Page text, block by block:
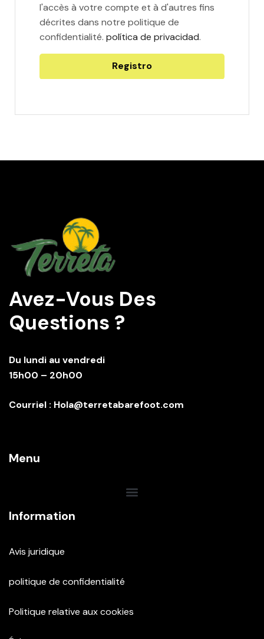
l'accès à votre compte et à d'autres fins
décrites dans notre politique de
confidentialité.política de privacidad.
Registro
Avez-Vous Des
Questions ?
Du lundi au vendredi
15h00 – 20h00
Courriel : Hola@terretabarefoot.com
Menu
Information
Avis juridique
politique de confidentialité
Politique relative aux cookies